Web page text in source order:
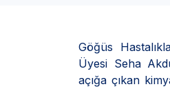
Göğüs
Üyesi Seha
açığa çıkan